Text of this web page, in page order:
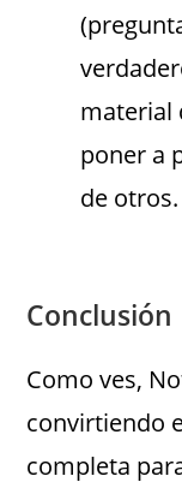
material
poner a
de otros.
Conclusión
Como ves,
convirtiendo
completa